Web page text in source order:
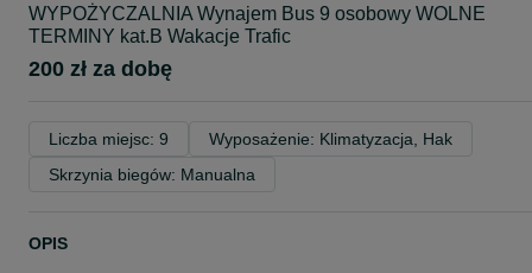
WYPOŻYCZALNIA Wynajem Bus 9 osobowy WOLNE
TERMINY kat.B Wakacje Trafic
200 zł za dobę
Liczba miejsc: 9
Wyposażenie: Klimatyzacja, Hak
Skrzynia biegów: Manualna
OPIS